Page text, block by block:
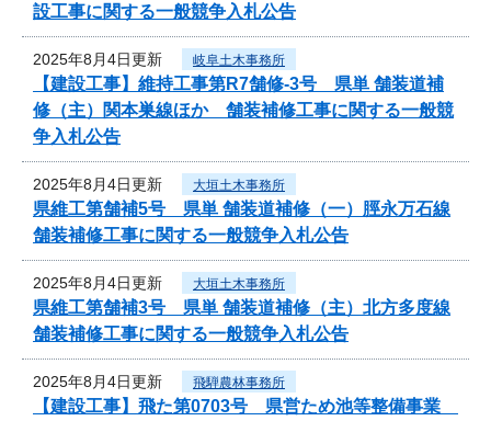
設工事に関する一般競争入札公告
2025年8月4日更新 岐阜土木事務所
【建設工事】維持工事第R7舗修-3号 県単 舗装道補
修（主）関本巣線ほか 舗装補修工事に関する一般競
争入札公告
2025年8月4日更新 大垣土木事務所
県維工第舗補5号 県単 舗装道補修（一）脛永万石線
舗装補修工事に関する一般競争入札公告
2025年8月4日更新 大垣土木事務所
県維工第舗補3号 県単 舗装道補修（主）北方多度線
舗装補修工事に関する一般競争入札公告
2025年8月4日更新 飛騨農林事務所
【建設工事】飛た第0703号 県営ため池等整備事業